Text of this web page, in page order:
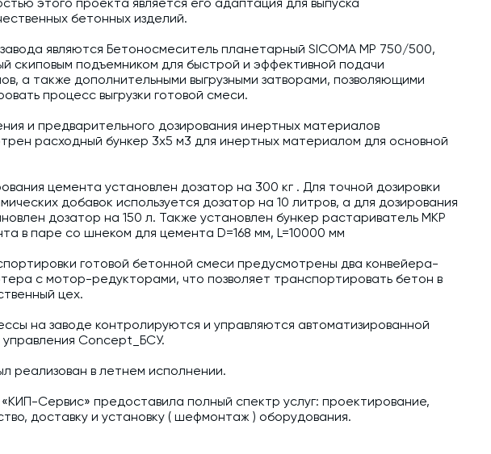
(АСУ ТП) любой сложности
Подбор и поставка комплектующих под
любой завод
Экспертиза промышленной безопасности
производств
Проектирование технологических
линий,промышленных зданий и сооружений
этого проекта является его адаптация для выпуска
бетонных изделий.
являются Бетоносмеситель планетарный SICOMA MP 750/500,
скиповым подъемником для быстрой и эффективной подачи
а также дополнительными выгрузными затворами, позволяющими
процесс выгрузки готовой смеси.
и предварительного дозирования инертных материалов
расходный бункер 3х5 м3 для инертных материалом для основной
цемента установлен дозатор на 300 кг . Для точной дозировки
добавок используется дозатор на 10 литров, а для дозирования
дозатор на 150 л. Также установлен бункер растариватель МКР
в паре со шнеком для цемента D=168 мм, L=10000 мм
готовой бетонной смеси предусмотрены два конвейера-
с мотор-редукторами, что позволяет транспортировать бетон в
цех.
на заводе контролируются и управляются автоматизированной
Concept_БСУ.
реализован в летнем исполнении.
Сервис» предоставила полный спектр услуг: проектирование,
доставку и установку ( шефмонтаж ) оборудования.